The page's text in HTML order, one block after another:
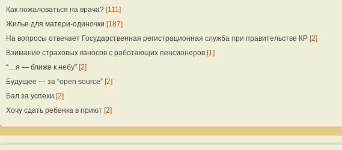
Как пожаловаться на врача? [111]
Жилье для матери-одиночки [187]
На вопросы отвечает Государственная регистрационная служба при правительстве КР [2]
Взимание страховых взносов с работающих пенсионеров [1]
“…я — ближе к небу” [2]
Будущее — за “open source” [2]
Бал за успехи [2]
Хочу сдать ребенка в приют [2]